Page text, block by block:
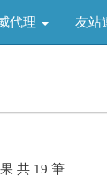
代理 友站
共 19 筆